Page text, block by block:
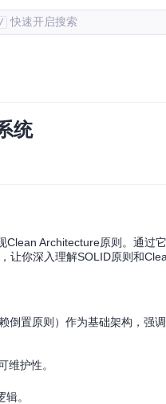
/ 快速开启搜索
统
Architecture原则。通过
你深入理解SOLID原则和
置原则）作为基础架构，强
维护性。
。